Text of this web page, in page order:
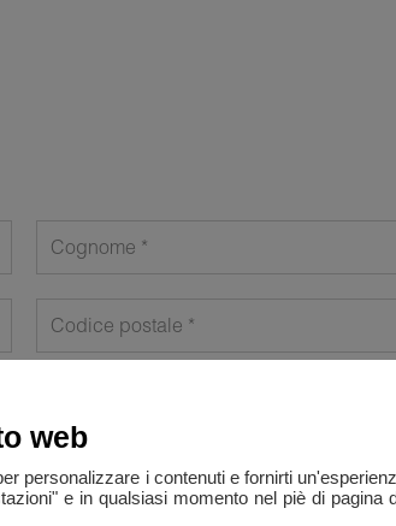
Cognome
Codice postale
web
personalizzare i contenuti e fornirti
e in qualsiasi momento nel piè di pagina